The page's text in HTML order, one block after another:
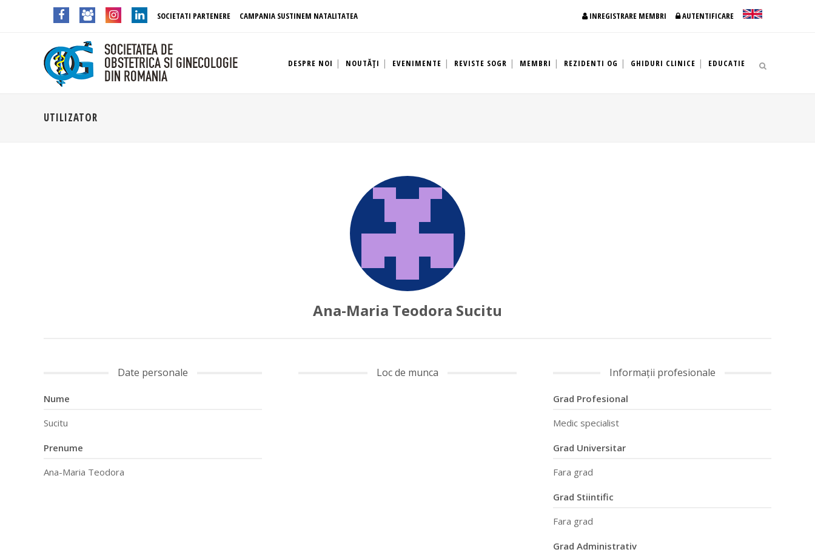
SOCIETATI PARTENERE CAMPANIA SUSTINEM NATALITATEA INREGISTRARE MEMBRI AUTENTIFICARE
DESPRE NOI NOUTĂȚI EVENIMENTE REVISTE SOGR MEMBRI REZIDENTI OG GHIDURI CLINICE EDUCATIE
UTILIZATOR
Ana-Maria Teodora Sucitu
Date personale
Nume
Sucitu
Prenume
Ana-Maria Teodora
Loc de munca Informații profesionale
Grad Profesional
Medic specialist
Grad Universitar
Fara grad
Grad Stiintific
Fara grad
Grad Administrativ